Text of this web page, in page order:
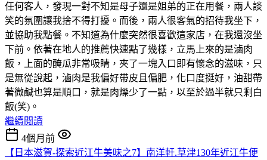
任何客人，發現一對不知是母子還是姐弟的正在用餐，兩人談
笑的氛圍讓我捨不得打擾。而後，兩人很客氣的招待我坐下，
並協助我點餐。不知道為什麼突然很喜歡這家店，在我還沒坐
下前。依著在地人的推薦快速點了幾樣，立馬上來的是滷肉
飯，上面的醃瓜非常吸睛，夾了一塊入口即有懷念的滋味，只
是無從說起，滷肉是我偏好帶皮且偏肥，化口度挺好，油甜帶
著微鹹也算是順口，就是肉燥少了一點，以至於過半就只剩白
飯(笑)。
繼續閱讀
4個月前
【日本滋賀-探索近江牛美味之7】南洋軒.草津130年近江牛便